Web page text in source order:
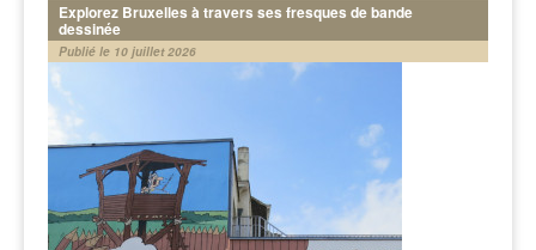
Explorez Bruxelles à travers ses fresques de bande
dessinée
Publié le 10 juillet 2026